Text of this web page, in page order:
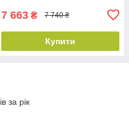
7 663 ₴ 7 740 ₴
Купити
за рік